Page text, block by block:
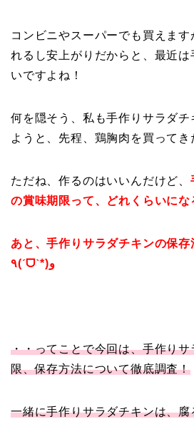
コンビニやスーパーでも買えま
れるし安上がりだからと、最近は
いですよね！
何を隠そう、私も手作りサラダチ
ようと、先程、鶏胸肉を買ってき
ただね、作るのはいいんだけど、
の賞味期限って、どれくらいにな
あと、手作りサラダチキンの保
٩(ˊᗜˋ*)و
・・ってことで今回は、手作り
限、保存方法について徹底調査！
一緒に手作りサラダチキンは、